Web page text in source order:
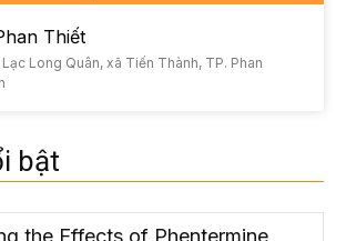
Thiết
Long Quân, xã Tiến Thành, TP. Phan
bật
the Effects of Phentermine